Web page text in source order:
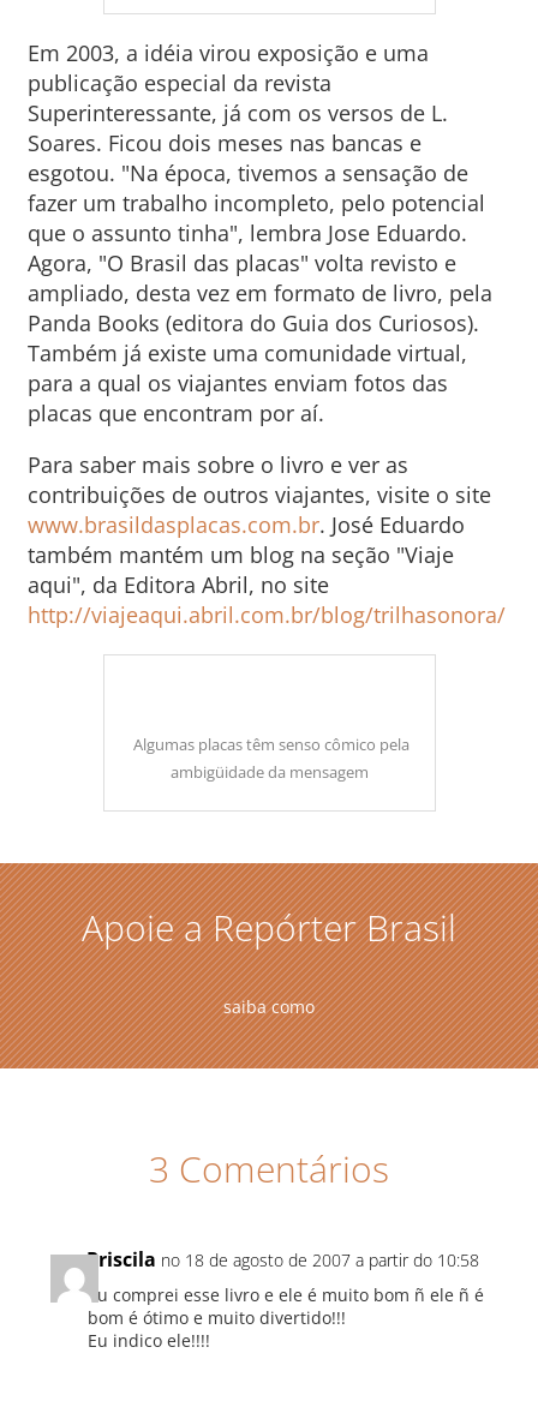
Em 2003, a idéia virou exposição e uma
publicação especial da revista
Superinteressante, já com os versos de L.
Soares. Ficou dois meses nas bancas e
esgotou. "Na época, tivemos a sensação de
fazer um trabalho incompleto, pelo potencial
que o assunto tinha", lembra Jose Eduardo.
Agora, "O Brasil das placas" volta revisto e
ampliado, desta vez em formato de livro, pela
Panda Books (editora do Guia dos Curiosos).
Também já existe uma comunidade virtual,
para a qual os viajantes enviam fotos das
placas que encontram por aí.
Para saber mais sobre o livro e ver as
contribuições de outros viajantes, visite o site
www.brasildasplacas.com.br. José Eduardo
também mantém um blog na seção "Viaje
aqui", da Editora Abril, no site
http://viajeaqui.abril.com.br/blog/trilhasonora/
Algumas placas têm senso cômico pela
ambigüidade da mensagem
Apoie a Repórter Brasil
saiba como
3 Comentários
Priscila no 18 de agosto de 2007 a partir do 10:58
Eu comprei esse livro e ele é muito bom ñ ele ñ é
bom é ótimo e muito divertido!!!
Eu indico ele!!!!